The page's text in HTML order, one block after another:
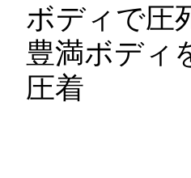
ボディで圧
豊満ボディ
圧着